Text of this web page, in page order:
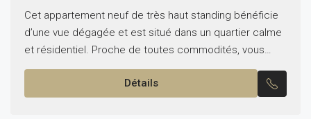
Cet appartement neuf de très haut standing bénéficie
d’une vue dégagée et est situé dans un quartier calme
et résidentiel. Proche de toutes commodités, vous
trouverez des supermarchés, des cafés, et des...
Détails